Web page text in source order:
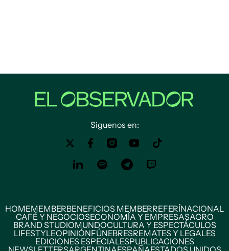
Siguenos en:
HOMEMEMBERBENEFICIOS MEMBERREFERÍNACIONAL
CAFÉ Y NEGOCIOSECONOMÍA Y EMPRESASAGRO
BRAND STUDIOMUNDOCULTURA Y ESPECTÁCULOS
LIFESTYLEOPINIÓNFÚNEBRESREMATES Y LEGALES
EDICIONES ESPECIALESPUBLICACIONES